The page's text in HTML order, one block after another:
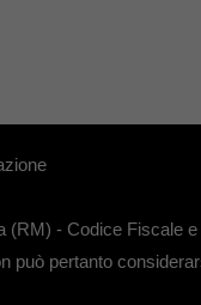
- Codice Fiscale
pertanto